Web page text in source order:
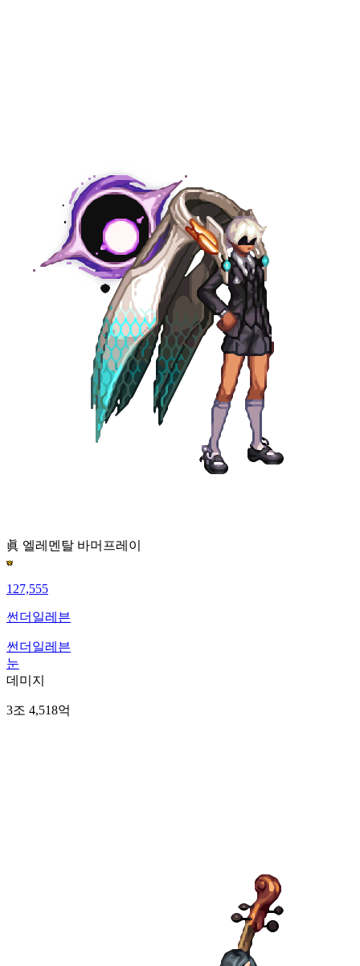
眞 엘레멘탈 바머 프레이
127,555
썬더일레븐
썬더일레븐
눈
데미지
3조 4,518억